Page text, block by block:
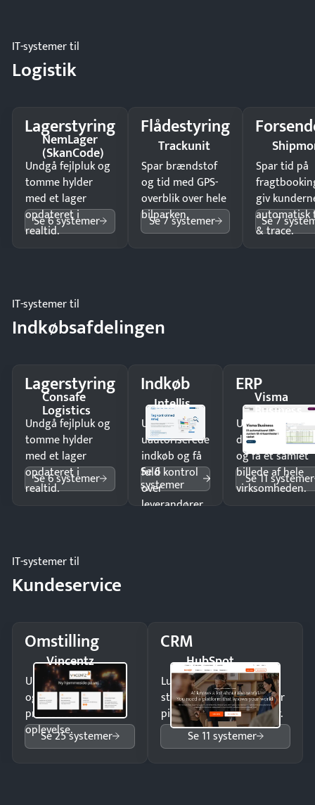
IT-systemer til
Logistik
Lagerstyring
NemLager
(SkanCode)
Undgå fejlpluk og
tomme hylder
med et lager
opdateret i
realtid.
Se 6 systemer
Flådestyring
Trackunit
Spar brændstof
og tid med GPS-
overblik over hele
bilparken.
Se 7 systemer
Spar tid på
giv
automatisk
& trace.
Se 7
IT-systemer til
Indkøbsafdelingen
Lagerstyring
Consafe
Logistics
Undgå fejlpluk og
tomme hylder
med et lager
opdateret i
realtid.
Se 6 systemer
Indkøb
Intellis
Undgå
uautoriserede
indkøb og få
fuld kontrol
over
leverandører
Se 6
systemer
ERPVisma
Business
Undgå
og få ét samlet
billede af hele
virksomheden.
Se 11 systemer
IT-systemer til
Kundeservice
Omstilling
Vincentz
Undgå tabte opkald
og giv kunderne en
professionel
oplevelse.
Se 25 systemer
CRM
HubSpot
Luk flere salg med et
struktureret overblik over
pipeline og opfølgninger.
Se 11 systemer